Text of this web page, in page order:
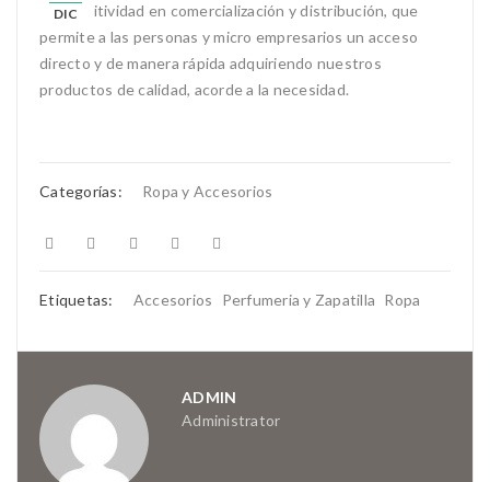
DIC
competitividad en comercialización y distribución, que
permite a las personas y micro empresarios un acceso
directo y de manera rápida adquiriendo nuestros
productos de calidad, acorde a la necesidad.
Categorías: Ropa y Accesorios
Etiquetas: Accesorios Perfumeria y Zapatilla Ropa
ADMIN
Administrator